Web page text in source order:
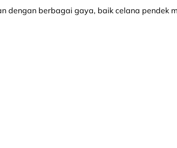
dengan berbagai gaya, baik celana pendek